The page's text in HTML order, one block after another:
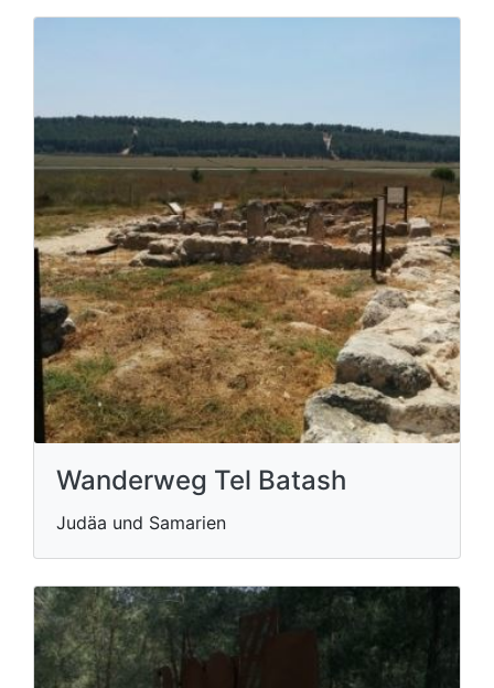
Wanderweg Tel Batash
Judäa und Samarien